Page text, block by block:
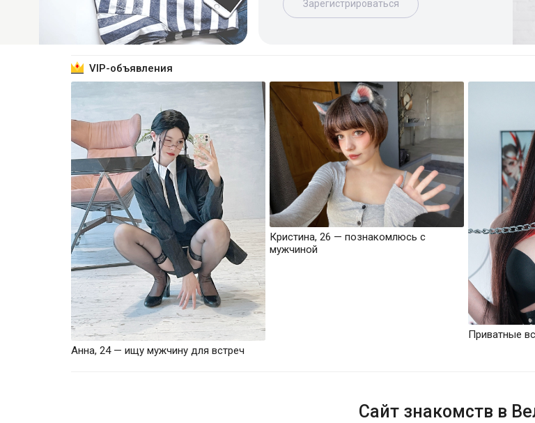
Зарегистрироваться
VIP-объявления
Анна, 24 — ищу мужчину для встреч
Кристина, 26 — познакомлюсь с
мужчиной
Приватные
Сайт знакомств в